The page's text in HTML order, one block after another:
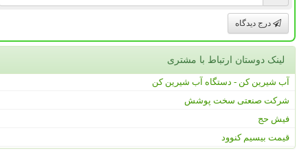
درج دیدگاه
لینک دوستان ارتباط با مشتری
آب شیرین کن - دستگاه آب شیرین کن
شرکت صنعتی سخت پوشش
فیش حج
قیمت بیسیم کنوود